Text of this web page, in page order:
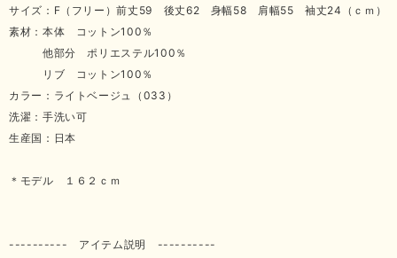
サイズ：F（フリー）前丈59 後丈62 身幅58 肩幅55 袖丈24（ｃｍ）
素材：本体 コットン100％
他部分 ポリエステル100％
リブ コットン100％
カラー：ライトベージュ（033）
洗濯：手洗い可
生産国：日本
＊モデル １６２ｃｍ
---------- アイテム説明 ----------